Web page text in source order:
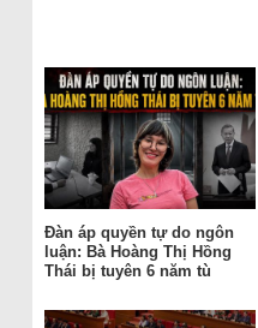
Đàn áp quyền tự do ngôn
luận: Bà Hoàng Thị Hồng
Thái bị tuyên 6 năm tù